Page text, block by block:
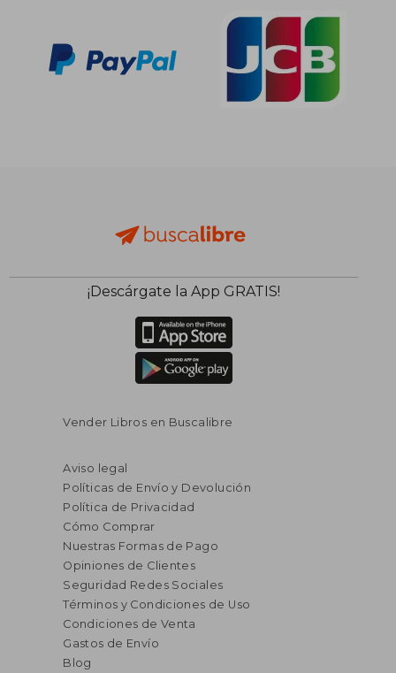
¡Descárgate la App GRATIS!
Vender Libros en Buscalibre
Aviso legal
Políticas de Envío y Devolución
Política de Privacidad
Cómo Comprar
Nuestras Formas de Pago
Opiniones de Clientes
Seguridad Redes Sociales
Términos y Condiciones de Uso
Condiciones de Venta
Gastos de Envío
Blog